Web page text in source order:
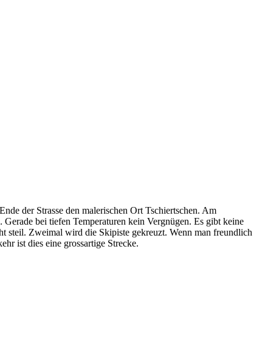
der Strasse den malerischen Ort Tschiertschen. Am
bei tiefen Temperaturen kein Vergnügen. Es gibt keine
steil. Zweimal wird die Skipiste gekreuzt. Wenn man freundlich
ist dies eine grossartige Strecke.